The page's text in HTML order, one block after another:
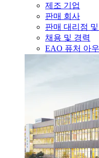
제조 기업
판매 회사
판매 대리점
채용 및 경력
EAO 퓨처 아